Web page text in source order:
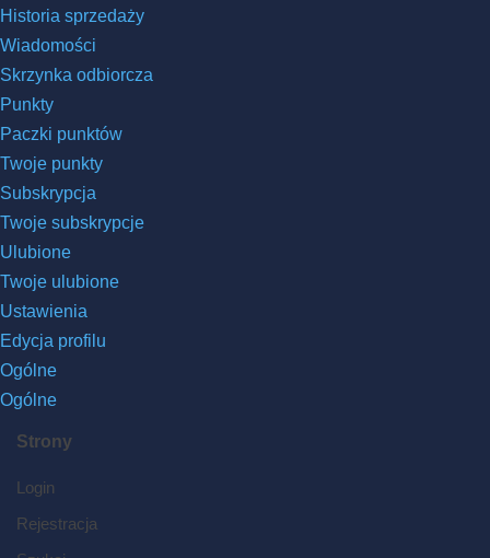
Historia sprzedaży
Wiadomości
Skrzynka odbiorcza
Punkty
Paczki punktów
Twoje punkty
Subskrypcja
Twoje subskrypcje
Ulubione
Twoje ulubione
Ustawienia
Edycja profilu
Ogólne
Ogólne
Strony
Login
Rejestracja